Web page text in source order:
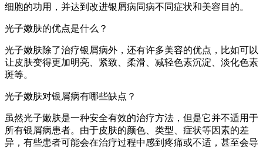
细胞的功用，并达到改进银屑病同病不同症状和美容目的。
光子嫩肤的优点是什么？
光子嫩肤除了治疗银屑病外，还有许多美容的优点，比如可以
让皮肤变得更加明亮、紧致、柔滑、减轻色素沉淀、淡化色素
斑等。
光子嫩肤对银屑病有哪些缺点？
虽然光子嫩肤是一种安全有效的治疗方法，但是它并不适用于
所有银屑病患者。由于皮肤的颜色、类型、症状等因素的差
异，有些患者可能会在治疗过程中感到疼痛或不适，甚至会导